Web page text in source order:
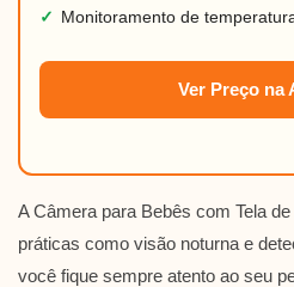
✓
Monitoramento de
Ver Preço na
A Câmera para Bebês com Tela
práticas como visão noturna e
você fique sempre atento ao seu